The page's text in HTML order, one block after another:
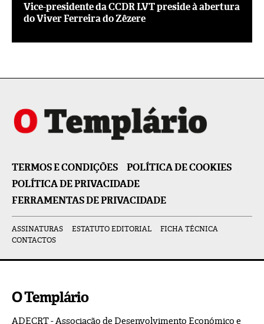
Vice-presidente da CCDR LVT preside à abertura
do Viver Ferreira do Zêzere
TERMOS E CONDIÇÕES
POLÍTICA DE COOKIES
POLÍTICA DE PRIVACIDADE
FERRAMENTAS DE PRIVACIDADE
ASSINATURAS ESTATUTO EDITORIAL
FICHA TÉCNICA
CONTACTOS
O Templário
ADECRT - Associação de Desenvolvimento Económico e